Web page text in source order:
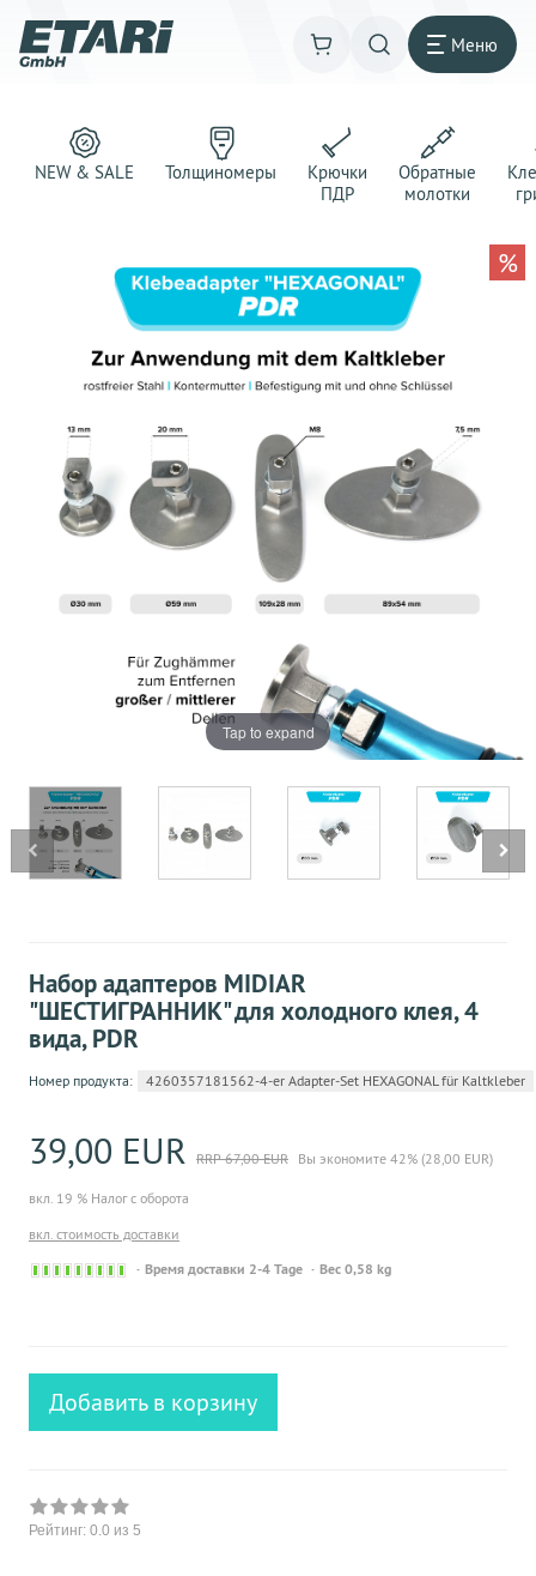
Меню
NEW & SALE Толщиномеры
Крючки
ПДР
Обратные
молотки
Tap to expand
%
Набор адаптеров MIDIAR
"ШЕСТИГРАННИК" для холодного клея, 4
вида, PDR
Номер продукта: 4260357181562-4-er Adapter-Set HEXAGONAL für Kaltkleber
39,00 EUR RRP 67,00 EUR Вы экономите 42% (28,00 EUR)
вкл. 19 % Налог с оборота
вкл. стоимость доставки
Sofort
Время доставки 2-4 Tage Вес 0,58 kg
Добавить в корзину
Рейтинг: 0.0 из 5